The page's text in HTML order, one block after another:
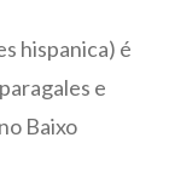
hispanica) é
e
Baixo